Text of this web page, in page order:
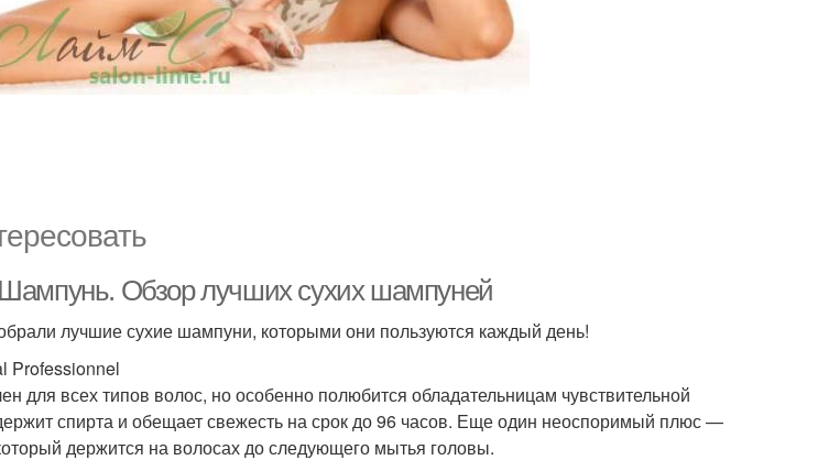
Обзор лучших сухих шампуней
лучшие сухие шампуни, которыми они пользуются каждый день!
Professionnel
для всех типов волос, но особенно полюбится обладательницам чувствительной
спирта и обещает свежесть на срок до 96 часов. Еще один неоспоримый плюс —
держится на волосах до следующего мытья головы.